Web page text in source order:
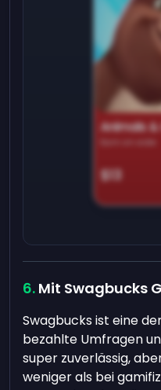
Animals
Earn on side
$13
Mit Swagbucks
Swagbucks ist eine
bezahlte Umfragen
super zuverlässig,
weniger als bei